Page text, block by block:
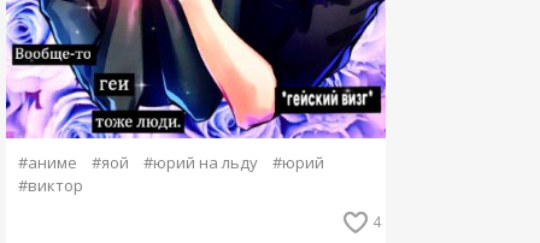
#аниме #яой #юрий на льду
#юрий
#виктор
4